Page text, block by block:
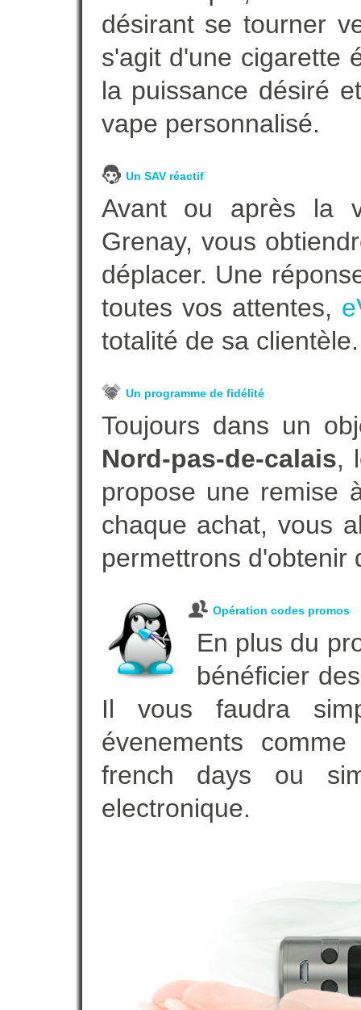
désirant se tourner
s'agit d'une cigarette
la puissance désiré
vape personnalisé.
Un SAV réactif
Avant ou après la
Grenay, vous
déplacer. Une
toutes vos attentes,
totalité de sa clientèle.
Un programme de fidélité
Toujours dans un
Nord-pas-de-calais,
propose une remise
chaque achat, vous
permettrons d'obtenir
Opération codes promos
En plus du
bénéficier
Il vous faudra
évenements
french days ou
electronique.